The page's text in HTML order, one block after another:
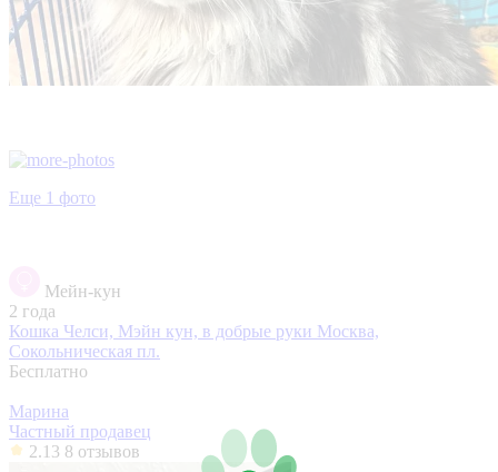
Еще 1 фото
Мейн-кун
2 года
Кошка Челси, Мэйн кун, в добрые руки Москва,
Сокольническая пл.
Бесплатно
Марина
Частный продавец
2.13 8 отзывов